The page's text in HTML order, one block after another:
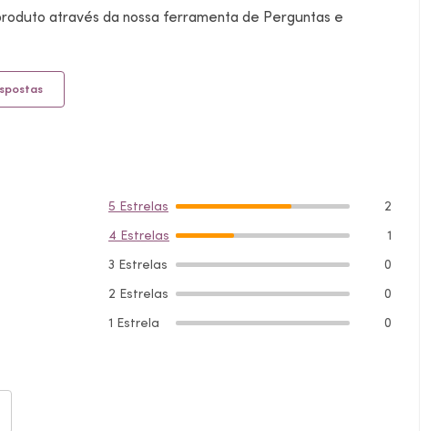
através da nossa ferramenta de Perguntas e
5 Estrelas
2
4 Estrelas
1
3 Estrelas
0
2 Estrelas
0
1 Estrela
0